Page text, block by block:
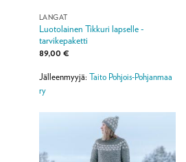
LANGAT
Luotolainen Tikkuri lapselle -
tarvikepaketti
89,00 €
Jälleenmyyjä: Taito Pohjois-Pohjanmaa
ry